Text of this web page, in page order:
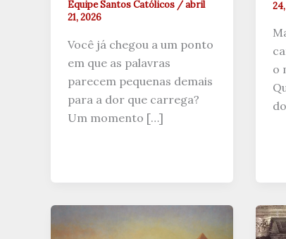
Equipe Santos Católicos /abril
21, 2026
Você já chegou a um ponto
em que as palavras
parecem pequenas demais
para a dor que carrega?
Um momento […]
o